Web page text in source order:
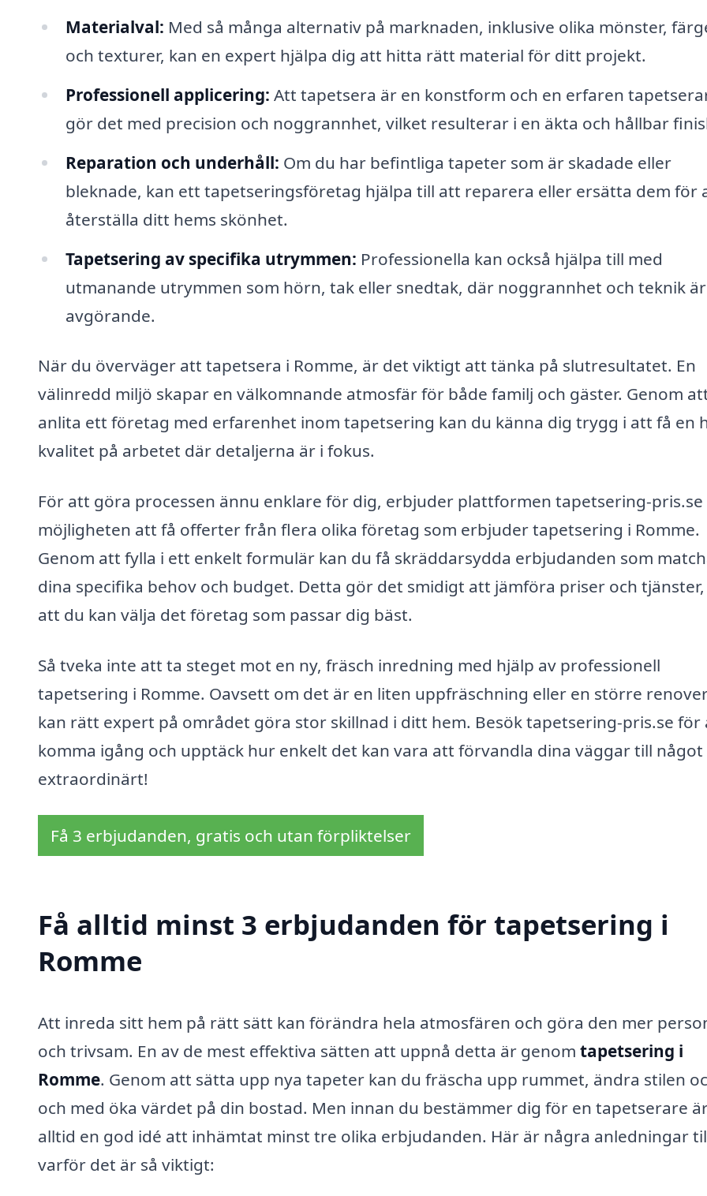
Materialval: Med så många alternativ på marknaden, inklusive olika mönster,
och texturer, kan en expert hjälpa dig att hitta rätt material för ditt projekt.
Professionell applicering: Att tapetsera är en konstform och en erfaren
gör det med precision och noggrannhet, vilket resulterar i en äkta och hållbar
Reparation och underhåll: Om du har befintliga tapeter som är skadade eller
bleknade, kan ett tapetseringsföretag hjälpa till att reparera eller ersätta dem för
återställa ditt hems skönhet.
Tapetsering av specifika utrymmen: Professionella kan också hjälpa till med
utmanande utrymmen som hörn, tak eller snedtak, där noggrannhet och teknik är
avgörande.
När du överväger att tapetsera i Romme, är det viktigt att tänka på slutresultatet. En
välinredd miljö skapar en välkomnande atmosfär för både familj och gäster. Genom
anlita ett företag med erfarenhet inom tapetsering kan du känna dig trygg i att få en
kvalitet på arbetet där detaljerna är i fokus.
För att göra processen ännu enklare för dig, erbjuder plattformen tapetsering-pris.se
möjligheten att få offerter från flera olika företag som erbjuder tapetsering i Romme.
Genom att fylla i ett enkelt formulär kan du få skräddarsydda erbjudanden som
dina specifika behov och budget. Detta gör det smidigt att jämföra priser och tjänster,
att du kan välja det företag som passar dig bäst.
Så tveka inte att ta steget mot en ny, fräsch inredning med hjälp av professionell
tapetsering i Romme. Oavsett om det är en liten uppfräschning eller en större
kan rätt expert på området göra stor skillnad i ditt hem. Besök tapetsering-pris.se för
komma igång och upptäck hur enkelt det kan vara att förvandla dina väggar till något
extraordinärt!
Få 3 erbjudanden, gratis och utan förpliktelser
Få alltid minst 3 erbjudanden för tapetsering i
Romme
Att inreda sitt hem på rätt sätt kan förändra hela atmosfären och göra den mer
och trivsam. En av de mest effektiva sätten att uppnå detta är genom tapetsering i
Romme. Genom att sätta upp nya tapeter kan du fräscha upp rummet, ändra stilen
och med öka värdet på din bostad. Men innan du bestämmer dig för en tapetserare
alltid en god idé att inhämtat minst tre olika erbjudanden. Här är några anledningar
varför det är så viktigt: